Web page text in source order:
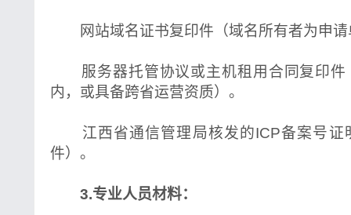
网站域名证书复印件（域名所有者为申请
服务器托管协议或主机租用合同复印件
内，或具备跨省运营资质）。
江西省通信管理局核发的ICP备案号证
件）。
3.专业人员材料：